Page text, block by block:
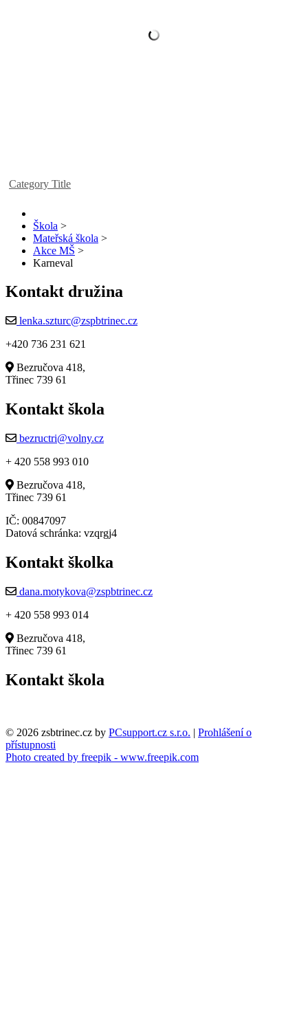
Category Title
Škola >
Mateřská škola >
Akce MŠ >
Karneval
Kontakt družina
lenka.szturc@zspbtrinec.cz
+420 736 231 621
Bezručova 418,
Třinec 739 61
Kontakt škola
bezructri@volny.cz
+ 420 558 993 010
Bezručova 418,
Třinec 739 61
IČ: 00847097
Datová schránka: vzqrgj4
Kontakt školka
dana.motykova@zspbtrinec.cz
+ 420 558 993 014
Bezručova 418,
Třinec 739 61
Kontakt škola
© 2026 zsbtrinec.cz by PCsupport.cz s.r.o. | Prohlášení o
přístupnosti
Photo created by freepik - www.freepik.com